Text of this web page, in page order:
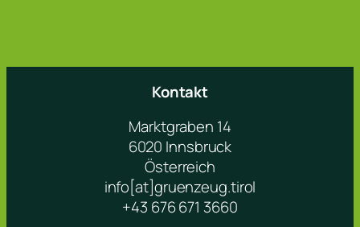
Kontakt
Marktgraben 14
6020 Innsbruck
Österreich
info[at]gruenzeug.tirol
+43 676 671 3660